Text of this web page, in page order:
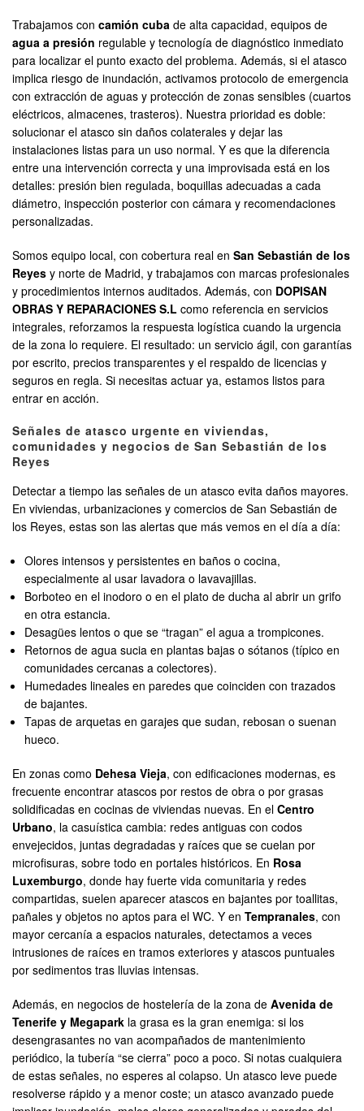
Trabajamos con camión cuba de alta capacidad, equipos de
agua a presión regulable y tecnología de diagnóstico inmediato
para localizar el punto exacto del problema. Además, si el atasco
implica riesgo de inundación, activamos protocolo de emergencia
con extracción de aguas y protección de zonas sensibles (cuartos
eléctricos, almacenes, trasteros). Nuestra prioridad es doble:
solucionar el atasco sin daños colaterales y dejar las
instalaciones listas para un uso normal. Y es que la diferencia
entre una intervención correcta y una improvisada está en los
detalles: presión bien regulada, boquillas adecuadas a cada
diámetro, inspección posterior con cámara y recomendaciones
personalizadas.
Somos equipo local, con cobertura real en San Sebastián de los
Reyes y norte de Madrid, y trabajamos con marcas profesionales
y procedimientos internos auditados. Además, con DOPISAN
OBRAS Y REPARACIONES S.L como referencia en servicios
integrales, reforzamos la respuesta logística cuando la urgencia
de la zona lo requiere. El resultado: un servicio ágil, con garantías
por escrito, precios transparentes y el respaldo de licencias y
seguros en regla. Si necesitas actuar ya, estamos listos para
entrar en acción.
Señales de atasco urgente en viviendas,
comunidades y negocios de San Sebastián de los
Reyes
Detectar a tiempo las señales de un atasco evita daños mayores.
En viviendas, urbanizaciones y comercios de San Sebastián de
los Reyes, estas son las alertas que más vemos en el día a día:
Olores intensos y persistentes en baños o cocina,
especialmente al usar lavadora o lavavajillas.
Borboteo en el inodoro o en el plato de ducha al abrir un grifo
en otra estancia.
Desagües lentos o que se “tragan” el agua a trompicones.
Retornos de agua sucia en plantas bajas o sótanos (típico en
comunidades cercanas a colectores).
Humedades lineales en paredes que coinciden con trazados
de bajantes.
Tapas de arquetas en garajes que sudan, rebosan o suenan
hueco.
En zonas como Dehesa Vieja, con edificaciones modernas, es
frecuente encontrar atascos por restos de obra o por grasas
solidificadas en cocinas de viviendas nuevas. En el Centro
Urbano, la casuística cambia: redes antiguas con codos
envejecidos, juntas degradadas y raíces que se cuelan por
microfisuras, sobre todo en portales históricos. En Rosa
Luxemburgo, donde hay fuerte vida comunitaria y redes
compartidas, suelen aparecer atascos en bajantes por toallitas,
pañales y objetos no aptos para el WC. Y en Tempranales, con
mayor cercanía a espacios naturales, detectamos a veces
intrusiones de raíces en tramos exteriores y atascos puntuales
por sedimentos tras lluvias intensas.
Además, en negocios de hostelería de la zona de Avenida de
Tenerife y Megapark la grasa es la gran enemiga: si los
desengrasantes no van acompañados de mantenimiento
periódico, la tubería “se cierra” poco a poco. Si notas cualquiera
de estas señales, no esperes al colapso. Un atasco leve puede
resolverse rápido y a menor coste; un atasco avanzado puede